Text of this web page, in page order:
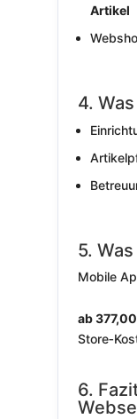
Artikel
4.
5.
Mobile
ab
6.